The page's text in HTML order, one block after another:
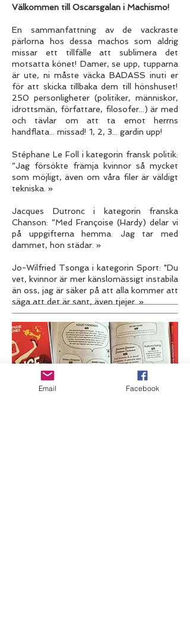
Välkommen till Oscarsgalan i Machismo!
En sammanfattning av de vackraste
pärlorna hos dessa machos som aldrig
missar ett tillfälle att sublimera det
motsatta könet! Damer, se upp, tupparna
är ute, ni måste väcka BADASS inuti er
för att skicka tillbaka dem till hönshuset!
250 personligheter (politiker, människor,
idrottsmän, författare, filosofer...) är med
och tävlar om att ta emot herrns
handflata... missad! 1, 2, 3... gardin upp!
Stéphane Le Foll i kategorin fransk politik:
”Jag försökte främja kvinnor så mycket
som möjligt, även om våra filer är väldigt
tekniska. »
Jacques Dutronc i kategorin franska
Chanson: ”Med Françoise (Hardy) delar vi
på uppgifterna hemma. Jag tar med
dammet, hon städar. »
Jo-Wilfried Tsonga i kategorin Sport: "Du
vet, kvinnor är mer känslomässigt instabila
än oss, jag är säker på att alla kommer att
säga att det är sant, även tjejer. »
Email Facebook